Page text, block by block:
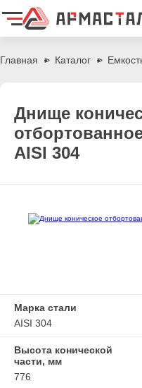
Главная
Каталог
Днище
AISI 304
Марка стали
AISI 304
Высота конической
части, мм
776